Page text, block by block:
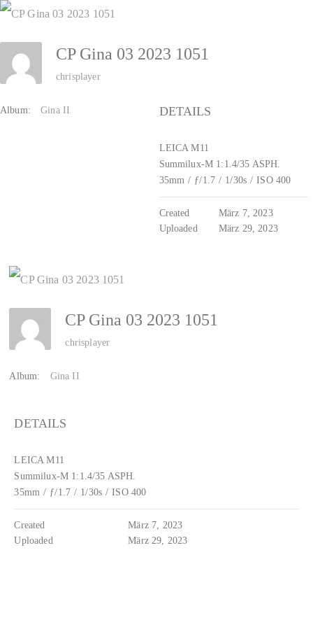
Zum
Inhalt
springen
CP Gina 03 2023 1051
chrisplayer
Album: Gina II DETAILS
LEICA M11
Summilux-M 1:1.4/35 ASPH.
35mm / ƒ/1.7 / 1/30s / ISO 400
Created
März 7, 2023
Uploaded
März 29, 2023
CP Gina 03 2023 1051
chrisplayer
Album: Gina II
DETAILS
LEICA M11
Summilux-M 1:1.4/35 ASPH.
35mm / ƒ/1.7 / 1/30s / ISO 400
Created
März 7, 2023
Uploaded
März 29, 2023